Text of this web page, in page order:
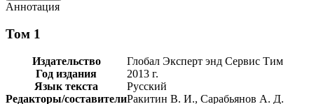
Аннотация
Том 1
Издательство
Глобал Эксперт энд Сервис Тим
Год издания
2013 г.
Язык текста
Русский
Редакторы/составителиРакитин В. И., Сарабьянов А. Д.